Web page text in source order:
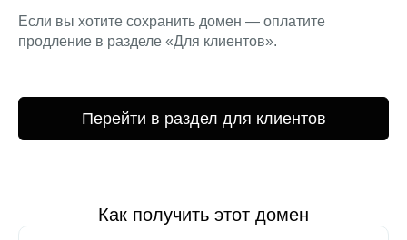
Если вы хотите сохранить домен — оплатите
продление в разделе «Для клиентов».
Перейти в раздел для клиентов
Как получить этот домен